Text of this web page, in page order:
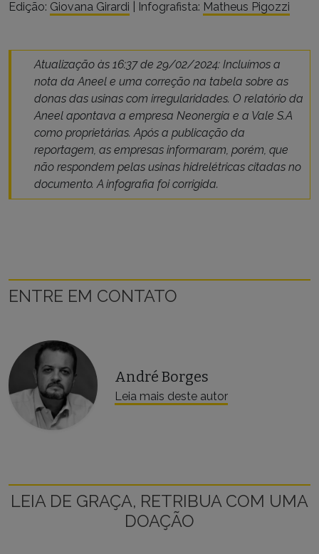
Edição: Giovana Girardi | Infografista: Matheus Pigozzi
Atualização às 16:37 de 29/02/2024: Incluímos a
nota da Aneel e uma correção na tabela sobre as
donas das usinas com irregularidades. O relatório da
Aneel apontava a empresa Neonergia e a Vale S.A
como proprietárias. Após a publicação da
reportagem, as empresas informaram, porém, que
não respondem pelas usinas hidrelétricas citadas no
documento. A infografia foi corrigida.
ENTRE EM CONTATO
André Borges
Leia mais deste autor
LEIA DE GRAÇA, RETRIBUA COM UMA
DOAÇÃO